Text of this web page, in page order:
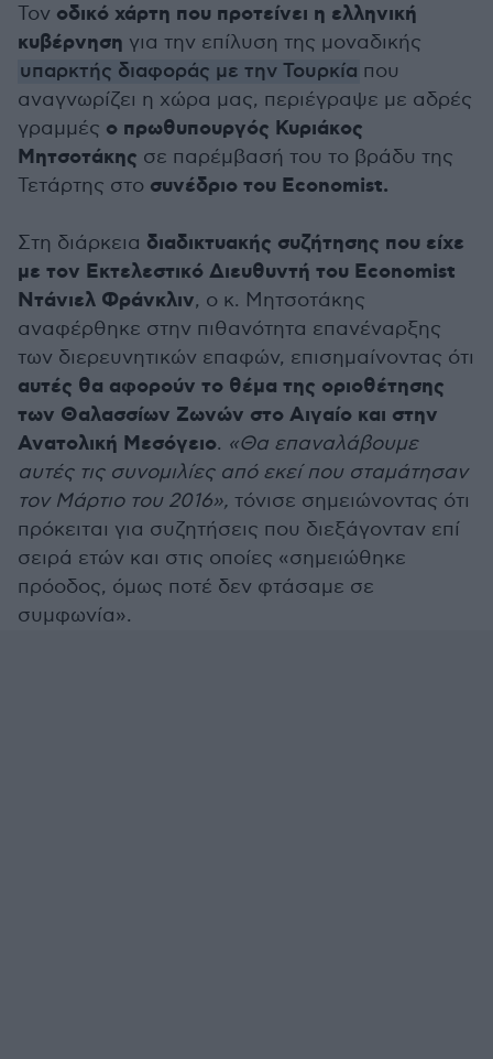
Τον οδικό χάρτη που προτείνει η ελληνική
κυβέρνηση για την επίλυση της μοναδικής
υπαρκτής διαφοράς με την Τουρκία που
αναγνωρίζει η χώρα μας, περιέγραψε με αδρές
γραμμές ο πρωθυπουργός Κυριάκος
Μητσοτάκης σε παρέμβασή του το βράδυ της
Τετάρτης στο συνέδριο του Economist.
Στη διάρκεια διαδικτυακής συζήτησης που είχε
με τον Εκτελεστικό Διευθυντή του Economist
Ντάνιελ Φράνκλιν, ο κ. Μητσοτάκης
αναφέρθηκε στην πιθανότητα επανέναρξης
των διερευνητικών επαφών, επισημαίνοντας ότι
αυτές θα αφορούν το θέμα της οριοθέτησης
των Θαλασσίων Ζωνών στο Αιγαίο και στην
Ανατολική Μεσόγειο. «Θα επαναλάβουμε
αυτές τις συνομιλίες από εκεί που σταμάτησαν
τον Μάρτιο του 2016», τόνισε σημειώνοντας ότι
πρόκειται για συζητήσεις που διεξάγονταν επί
σειρά ετών και στις οποίες «σημειώθηκε
πρόοδος, όμως ποτέ δεν φτάσαμε σε
συμφωνία».